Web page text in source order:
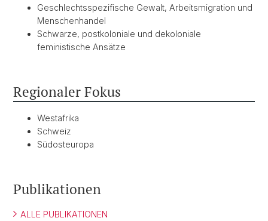
Geschlechtsspezifische Gewalt, Arbeitsmigration und
Menschenhandel
Schwarze, postkoloniale und dekoloniale
feministische Ansätze
Regionaler Fokus
Westafrika
Schweiz
Südosteuropa
Publikationen
ALLE PUBLIKATIONEN